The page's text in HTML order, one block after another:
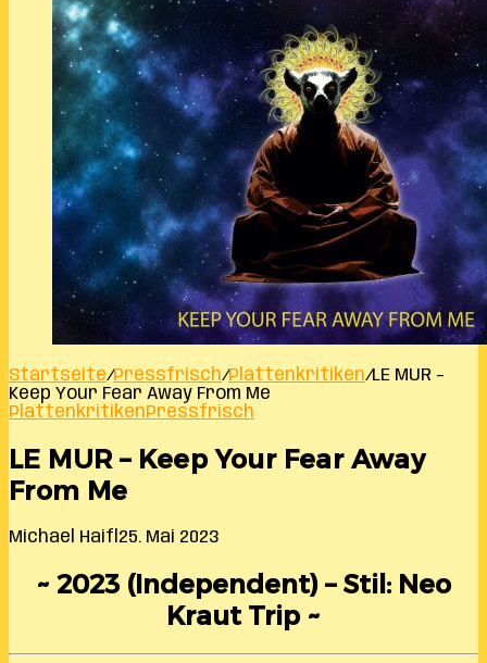
Startseite/Pressfrisch/Plattenkritiken/LE MUR –
Keep Your Fear Away From Me
PlattenkritikenPressfrisch
LE MUR – Keep Your Fear Away
From Me
Michael Haifl 25. Mai 2023
~ 2023 (Independent) – Stil: Neo
Kraut Trip ~